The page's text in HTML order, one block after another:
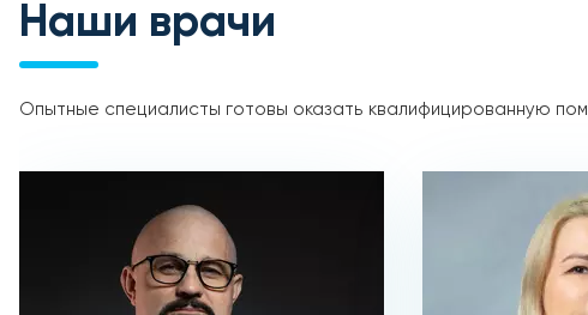
Наши врачи
Опытные специалисты готовы оказать квалифицированную